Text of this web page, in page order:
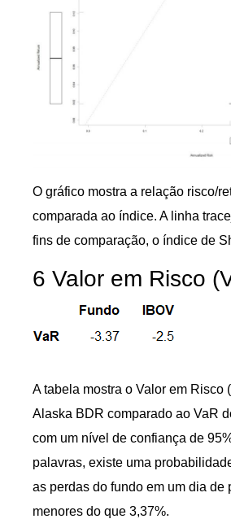
O gráfico mostra a relação risco/
comparada ao índice. A linha
fins de comparação, o índice de
6 Valor em Risco
A tabela mostra o Valor em Risco
Alaska BDR comparado ao VaR
com um nível de confiança de
palavras, existe uma
as perdas do fundo em um dia de
menores do que 3,37%.